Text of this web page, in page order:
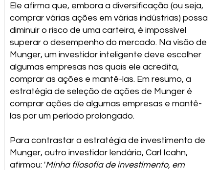
Ele afirma que, embora a diversificação (ou seja,
comprar várias ações em várias indústrias) possa
diminuir o risco de uma carteira, é impossível
superar o desempenho do mercado. Na visão de
Munger, um investidor inteligente deve escolher
algumas empresas nas quais ele acredita,
comprar as ações e mantê-las. Em resumo, a
estratégia de seleção de ações de Munger é
comprar ações de algumas empresas e mantê-
las por um período prolongado.
Para contrastar a estratégia de investimento de
Munger, outro investidor lendário, Carl Icahn,
afirmou: 'Minha filosofia de investimento, em